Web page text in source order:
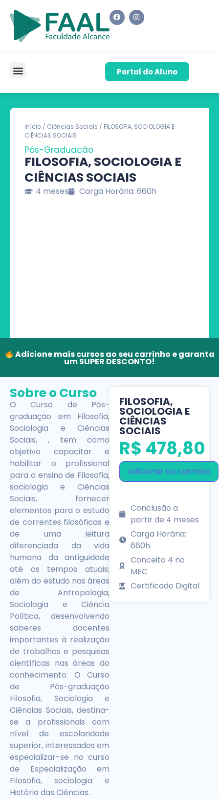
Portal do Aluno
Início / Ciências Sociais / FILOSOFIA, SOCIOLOGIA E
CIÊNCIAS SOCIAIS
Pós-Graduação
FILOSOFIA, SOCIOLOGIA E
CIÊNCIAS SOCIAIS
4 meses Carga Horária: 660h
Adicione mais cursos ao seu carrinho e garanta
um SUPER DESCONTO!
Sobre o Curso
O Curso de Pós-
graduação em Filosofia,
Sociologia e Ciências
Sociais, , tem como
objetivo capacitar e
habilitar o profissional
para o ensino de Filosofia,
sociologia e Ciências
Sociais, fornecer
elementos para o estudo
de correntes filosóficas e
de uma leitura
diferenciada da vida
humana da antiguidade
até os tempos atuais;
além do estudo nas áreas
de Antropologia,
Sociologia e Ciência
Política, desenvolvendo
saberes docentes
importantes à realização
de trabalhos e pesquisas
científicas nas áreas do
conhecimento. O Curso
de Pós-graduação
Filosofia, Sociologia e
Ciências Sociais, destina-
se a profissionais com
nível de escolaridade
superior, interessados em
especializar-se no curso
de Especialização em
Filosofia, sociologia e
História das Ciências.
FILOSOFIA,
SOCIOLOGIA E
CIÊNCIAS
SOCIAIS
R$ 478,80
Adicionar ao carrinho
Conclusão a
partir de 4 meses
Carga Horária:
660h
Conceito 4 no
MEC
Certificado Digital